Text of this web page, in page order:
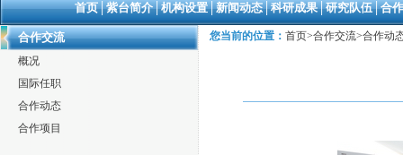
首页│紫台简介│机构设置│新闻动态│科研成果│研究队伍│合
合作交流
概况
国际任职
合作动态
合作项目
您当前的位置： 首页>合作交流>合作动